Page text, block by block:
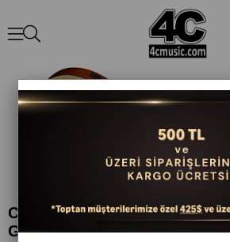
CORT AC120CEOP
GİTAR, OPEN PORE